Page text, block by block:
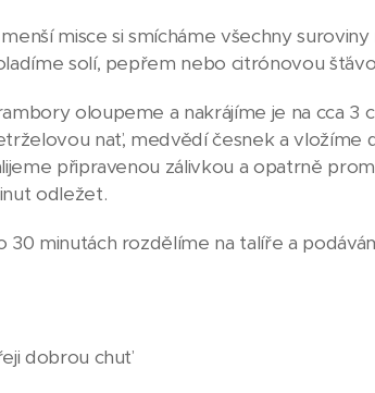
misce si smícháme všechny
solí, pepřem nebo citrónovou
oloupeme a nakrájíme je na cca 3
nať, medvědí česnek a vložíme
připravenou zálivkou a opatrně
odležet.
30 minutách rozdělíme na talíře a
dobrou chuť